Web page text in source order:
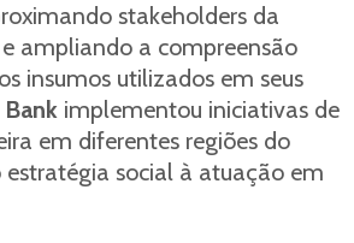
stakeholders da
ampliando a compreensão
insumos utilizados em seus
Bank implementou iniciativas de
em diferentes regiões do
social à atuação em